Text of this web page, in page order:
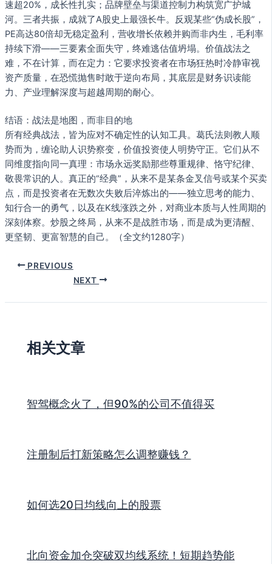
速超20%，成长性扎实；品牌壁垒与渠道控制力构筑宽广护城
河。三者共振，成就了A股史上最强长牛。反观某些“伪成长股”，
PE高达80倍却无稳定盈利，营收增长依赖并购而非内生，毛利率
持续下滑——三要素全面失守，终难逃估值坍塌。价值战法之
难，不在计算，而在定力：它要求投资者在市场狂热时冷静审视
资产质量，在恐慌抛售时敢于逆向布局，其底层是财务识读能
力、产业理解深度与超越周期的耐心。
结语：战法是地图，而非目的地
所有经典战法，皆为应对不确定性的认知工具。葛氏法则教人顺
势而为，缠论助人识势察变，价值投资使人明势守正。它们从不
同维度指向同一真理：市场永远奖励那些尊重规律、恪守纪律、
敬畏常识的人。真正的“经典”，从来不是某条金叉信号或某个买卖
点，而是投资者在无数次失败后淬炼出的——独立思考的能力、
知行合一的勇气，以及在K线涨跌之外，对商业本质与人性周期的
深刻体察。炒股之终局，从来不是战胜市场，而是成为更清醒、
更坚韧、更富智慧的自己。（全文约1280字）
PREVIOUS
NEXT
相关文章
智驾概念火了，但90%的公司不值得买
注册制后打新策略怎么调整赚钱？
如何选20日均线向上的股票
北向资金加仓突破双均线系统！短期趋势能